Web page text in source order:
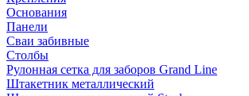
Основания
Панели
Сваи забивные
Столбы
Рулонная сетка для заборов Grand Line
Штакетник металлический